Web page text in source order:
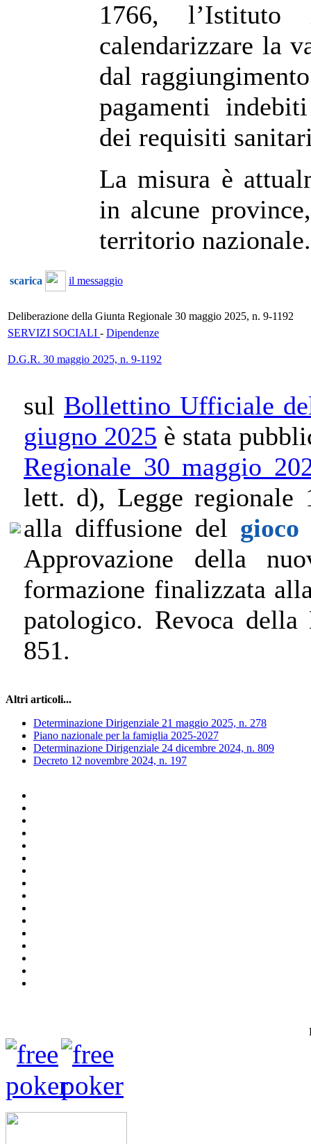
1766,
calendarizzare la
dal
pagamenti
dei requisiti
La misura è
in alcune
territorio nazionale.
scarica il messaggio
Deliberazione della Giunta Regionale 30 maggio 2025, n. 9-1192
SERVIZI SOCIALI - Dipendenze
D.G.R. 30 maggio 2025, n. 9-1192
sul Bollettino Ufficiale
giugno 2025 è stata
Regionale 30 maggio
lett. d), Legge regionale
alla diffusione del
Approvazione della
formazione finalizzata
patologico. Revoca
851.
Altri articoli...
Determinazione Dirigenziale 21 maggio 2025, n. 278
Piano nazionale per la famiglia 2025-2027
Determinazione Dirigenziale 24 dicembre 2024, n. 809
Decreto 12 novembre 2024, n. 197